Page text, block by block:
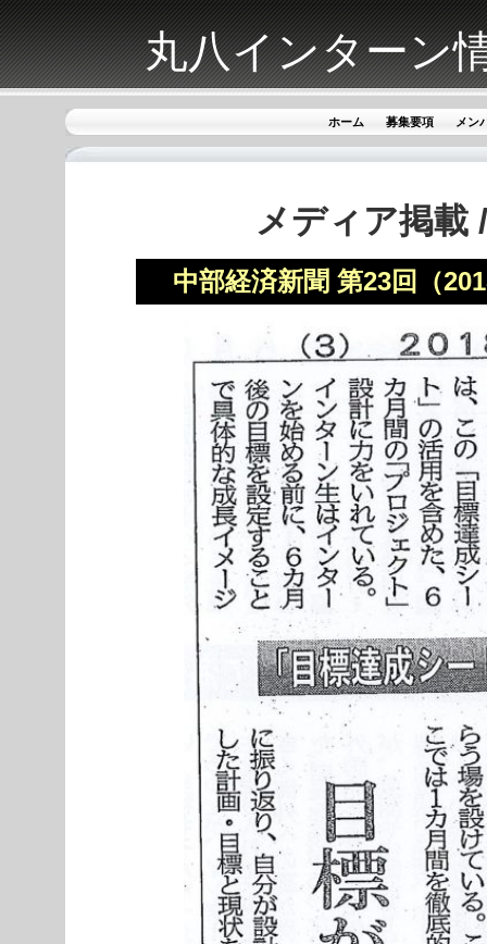
丸八インターン
ホーム 募集要項 メン
メディア掲載
中部経済新聞 第23回（